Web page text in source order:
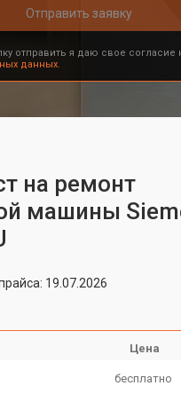
Отправить заявку
отправить я даю свое согласие
данных.
на ремонт
машины
19.07.2026
Цена
бесплатно